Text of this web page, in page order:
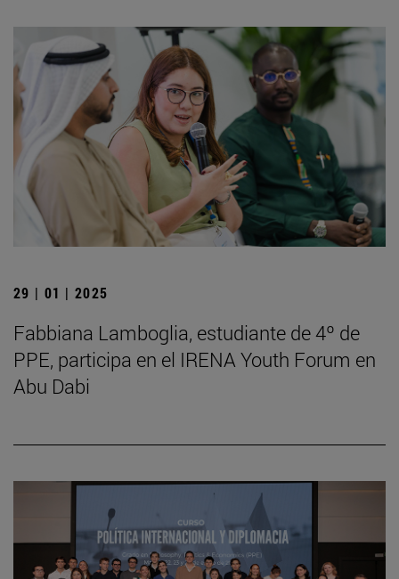
29 | 01 | 2025
Fabbiana Lamboglia, estudiante de 4º de
PPE, participa en el IRENA Youth Forum en
Abu Dabi